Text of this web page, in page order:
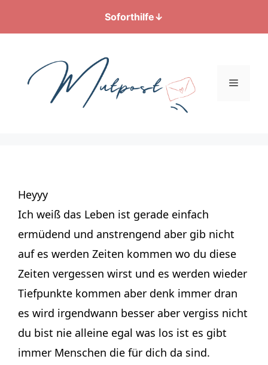
Soforthilfe↓
springen
Menü
Heyyy
Ich weiß das Leben ist gerade einfach
ermüdend und anstrengend aber gib nicht
auf es werden Zeiten kommen wo du diese
Zeiten vergessen wirst und es werden wieder
Tiefpunkte kommen aber denk immer dran
es wird irgendwann besser aber vergiss nicht
du bist nie alleine egal was los ist es gibt
immer Menschen die für dich da sind.